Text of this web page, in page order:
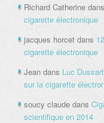
Richard Catherine dans
cigarette électronique
jacques horcet dans
cigarette électronique
Jean dans Luc
sur la cigarette
soucy claude dans
scientifique en 2014